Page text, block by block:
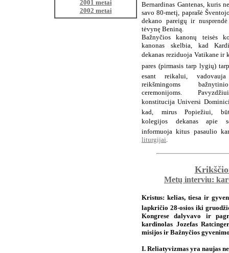
2001 metai
2002 metai
Bernardinas Gantenas, kuris
savo 80-metį, paprašė
dekano pareigų ir
tėvynę Beniną.
Bažnyčios kanonų teisės
kanonas skelbia, kad
dekanas reziduoja Vatikane ir
pares (pirmasis tarp lygių)
esant reikalui,
reikšmingoms
ceremonijoms.
konstitucija Universi
kad, mirus Popiežiui,
kolegijos dekanas apie
informuoja kitus pasaulio
liturgijai.
Metų interviu:
Kristus: kelias, tiesa ir
lapkričio 28-osios iki
Kongrese dalyvavo ir
kardinolas Jozefas
misijos ir Bažnyčios
I. Reliatyvizmas yra naujas